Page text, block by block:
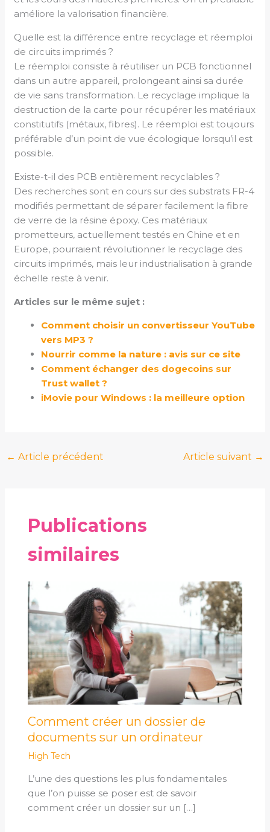
améliore la valorisation financière.
Quelle est la différence entre recyclage et réemploi
de circuits imprimés ?
Le réemploi consiste à réutiliser un PCB fonctionnel
dans un autre appareil, prolongeant ainsi sa durée
de vie sans transformation. Le recyclage implique la
destruction de la carte pour récupérer les matériaux
constitutifs (métaux, fibres). Le réemploi est toujours
préférable d’un point de vue écologique lorsqu’il est
possible.
Existe-t-il des PCB entièrement recyclables ?
Des recherches sont en cours sur des substrats FR-4
modifiés permettant de séparer facilement la fibre
de verre de la résine époxy. Ces matériaux
prometteurs, actuellement testés en Chine et en
Europe, pourraient révolutionner le recyclage des
circuits imprimés, mais leur industrialisation à grande
échelle reste à venir.
Articles sur le même sujet :
Comment choisir un convertisseur YouTube
vers MP3 ?
Nourrir comme la nature : avis sur ce site
Comment échanger des dogecoins sur
Trust wallet ?
iMovie pour Windows : la meilleure option
← Article précédent Article suivant →
Publications
similaires
Comment créer un dossier de
documents sur un ordinateur
High Tech
L’une des questions les plus fondamentales
que l’on puisse se poser est de savoir
comment créer un dossier sur un […]